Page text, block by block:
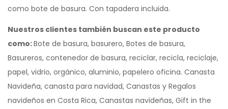
como bote de basura. Con tapadera incluida.
Nuestros clientes también buscan este producto
como:Bote de basura, basurero, Botes de basura,
Basureros, contenedor de basura, reciclar, recicla, reciclaje,
papel, vidrio, orgánico, aluminio, papelero oficina. Canasta
Navideña, canasta para navidad, Canastas y Regalos
navideños en Costa Rica, Canastas navideñas, Gift in the